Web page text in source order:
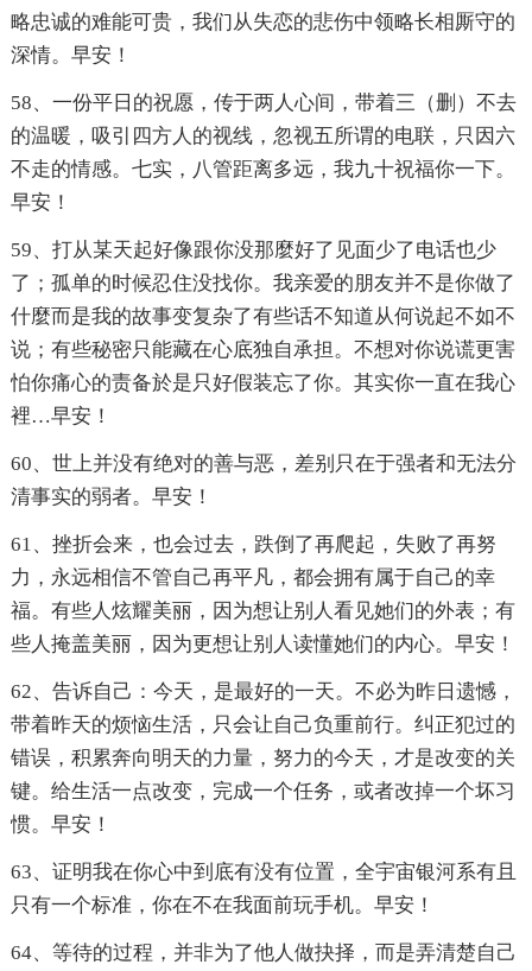
略忠诚的难能可贵，我们从失恋的悲伤中领略长相厮守的
深情。早安！
58、一份平日的祝愿，传于两人心间，带着三（删）不去
的温暖，吸引四方人的视线，忽视五所谓的电联，只因六
不走的情感。七实，八管距离多远，我九十祝福你一下。
早安！
59、打从某天起好像跟你没那麼好了见面少了电话也少
了；孤单的时候忍住没找你。我亲爱的朋友并不是你做了
什麼而是我的故事变复杂了有些话不知道从何说起不如不
说；有些秘密只能藏在心底独自承担。不想对你说谎更害
怕你痛心的责备於是只好假装忘了你。其实你一直在我心
裡…早安！
60、世上并没有绝对的善与恶，差别只在于强者和无法分
清事实的弱者。早安！
61、挫折会来，也会过去，跌倒了再爬起，失败了再努
力，永远相信不管自己再平凡，都会拥有属于自己的幸
福。有些人炫耀美丽，因为想让别人看见她们的外表；有
些人掩盖美丽，因为更想让别人读懂她们的内心。早安！
62、告诉自己：今天，是最好的一天。不必为昨日遗憾，
带着昨天的烦恼生活，只会让自己负重前行。纠正犯过的
错误，积累奔向明天的力量，努力的今天，才是改变的关
键。给生活一点改变，完成一个任务，或者改掉一个坏习
惯。早安！
63、证明我在你心中到底有没有位置，全宇宙银河系有且
只有一个标准，你在不在我面前玩手机。早安！
64、等待的过程，并非为了他人做抉择，而是弄清楚自己